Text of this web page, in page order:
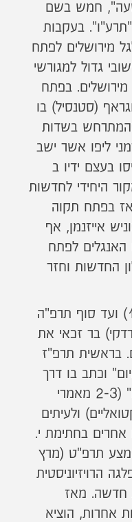
שעה", חמש בשם
בעקבות
מירושלים לפתח
גדול למגורשי
מירושלים. בפתח
(סטנסיל) בו
בשדות
ליפו אשר ישב
בעצם ידיו ב
המקור היחידי לחדשות
בפתח תקוה
אייזנמן, אף
האנגלים לפתח
החדשות וחזר
מאדר תרפ"ד (פברואר 1924) ועד סוף תרפ"ה
בר זכאי את
בראשית תרפ"ז
וכתב בו דרך
קבע את הפרק "מיום עד יום" (2-3 מאמרי
ולעיתים
אחרים בחתימת י.
תרפ"ט (מרץ
הרויזיוניסטית
חדשה. מאז
אחרות, הוציא